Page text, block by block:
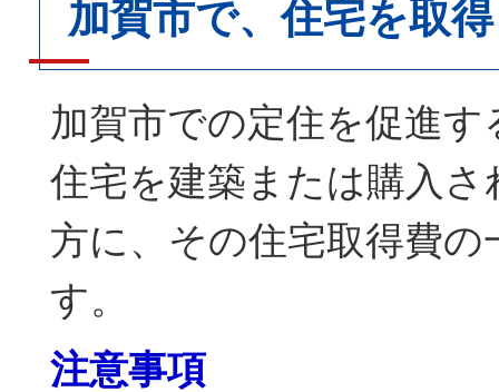
加賀市で、住宅を取
加賀市での定住を促進
住宅を建築または購入さ
方に、その住宅取得費の
す。
注意事項